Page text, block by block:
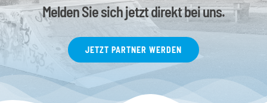
Melden Sie sich jetzt direkt bei uns.
JETZT PARTNER WERDEN